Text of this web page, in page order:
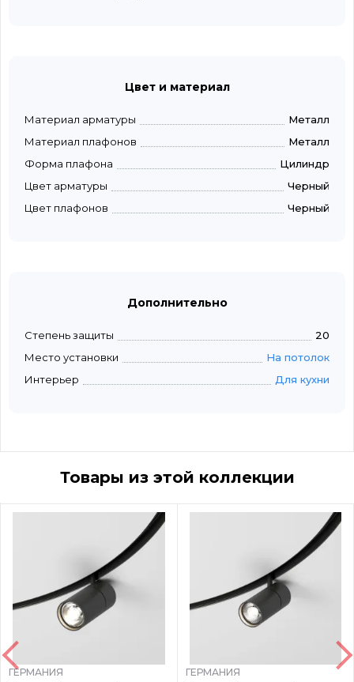
Цвет и материал
Материал арматуры
Металл
Материал плафонов
Металл
Форма плафона
Цилиндр
Цвет арматуры
Черный
Цвет плафонов
Черный
Дополнительно
Степень защиты
20
Место установки
На потолок
Интерьер
Для кухни
Товары из этой коллекции
ГЕРМАНИЯ
ГЕРМАНИЯ